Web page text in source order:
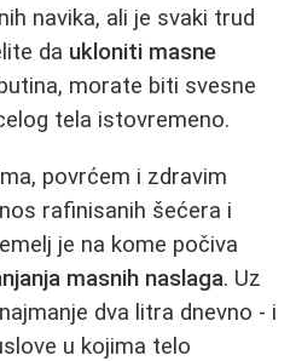
navika, ali je svaki trud
da ukloniti masne
morate biti svesne
tela istovremeno.
povrćem i zdravim
rafinisanih šećera i
je na kome počiva
masnih naslaga. Uz
dva litra dnevno - i
u kojima telo